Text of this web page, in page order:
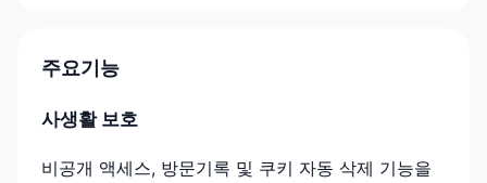
주요기능
사생활 보호
비공개 액세스, 방문기록 및 쿠키 자동 삭제 기능을